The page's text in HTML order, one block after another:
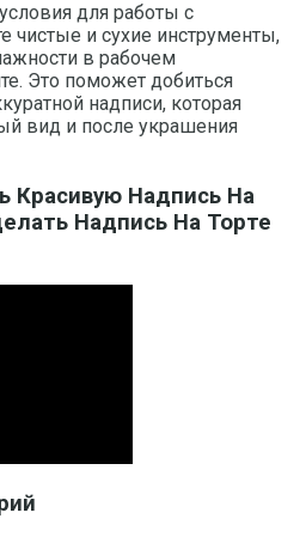
для работы с
чистые и сухие инструменты,
в рабочем
Это поможет добиться
надписи, которая
вид и после украшения
Красивую Надпись На
Надпись На Торте